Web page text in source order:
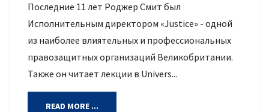
Последние 11 лет Роджер Смит был
Исполнительным директором «Justice» - одной
из наиболее влиятельных и профессиональных
правозащитных организаций Великобритании.
Также он читает лекции в Univers...
READ MORE ...